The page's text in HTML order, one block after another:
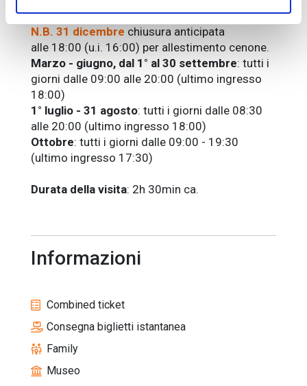
18:00)
N.B. 31 dicembre chiusura anticipata
alle 18:00 (u.i. 16:00) per allestimento cenone.
Marzo - giugno, dal 1° al 30 settembre: tutti i
giorni dalle 09:00 alle 20:00 (ultimo ingresso
18:00)
1° luglio - 31 agosto: tutti i giorni dalle 08:30
alle 20:00 (ultimo ingresso 18:00)
Ottobre: tutti i giorni dalle 09:00 - 19:30
(ultimo ingresso 17:30)
Durata della visita: 2h 30min ca.
Informazioni
Combined ticket
Consegna biglietti istantanea
Family
Museo